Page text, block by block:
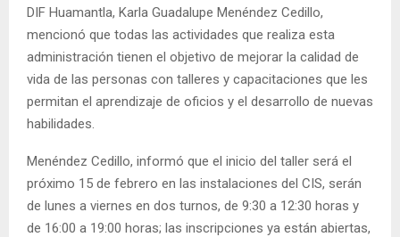
DIF Huamantla, Karla Guadalupe Menéndez Cedillo,
mencionó que todas las actividades que realiza esta
administración tienen el objetivo de mejorar la calidad de
vida de las personas con talleres y capacitaciones que les
permitan el aprendizaje de oficios y el desarrollo de nuevas
habilidades.
Menéndez Cedillo, informó que el inicio del taller será el
próximo 15 de febrero en las instalaciones del CIS, serán
de lunes a viernes en dos turnos, de 9:30 a 12:30 horas y
de 16:00 a 19:00 horas; las inscripciones ya están abiertas,